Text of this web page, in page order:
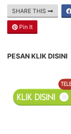
SHARE THIS
Pin It
PESAN KLIK DISINI